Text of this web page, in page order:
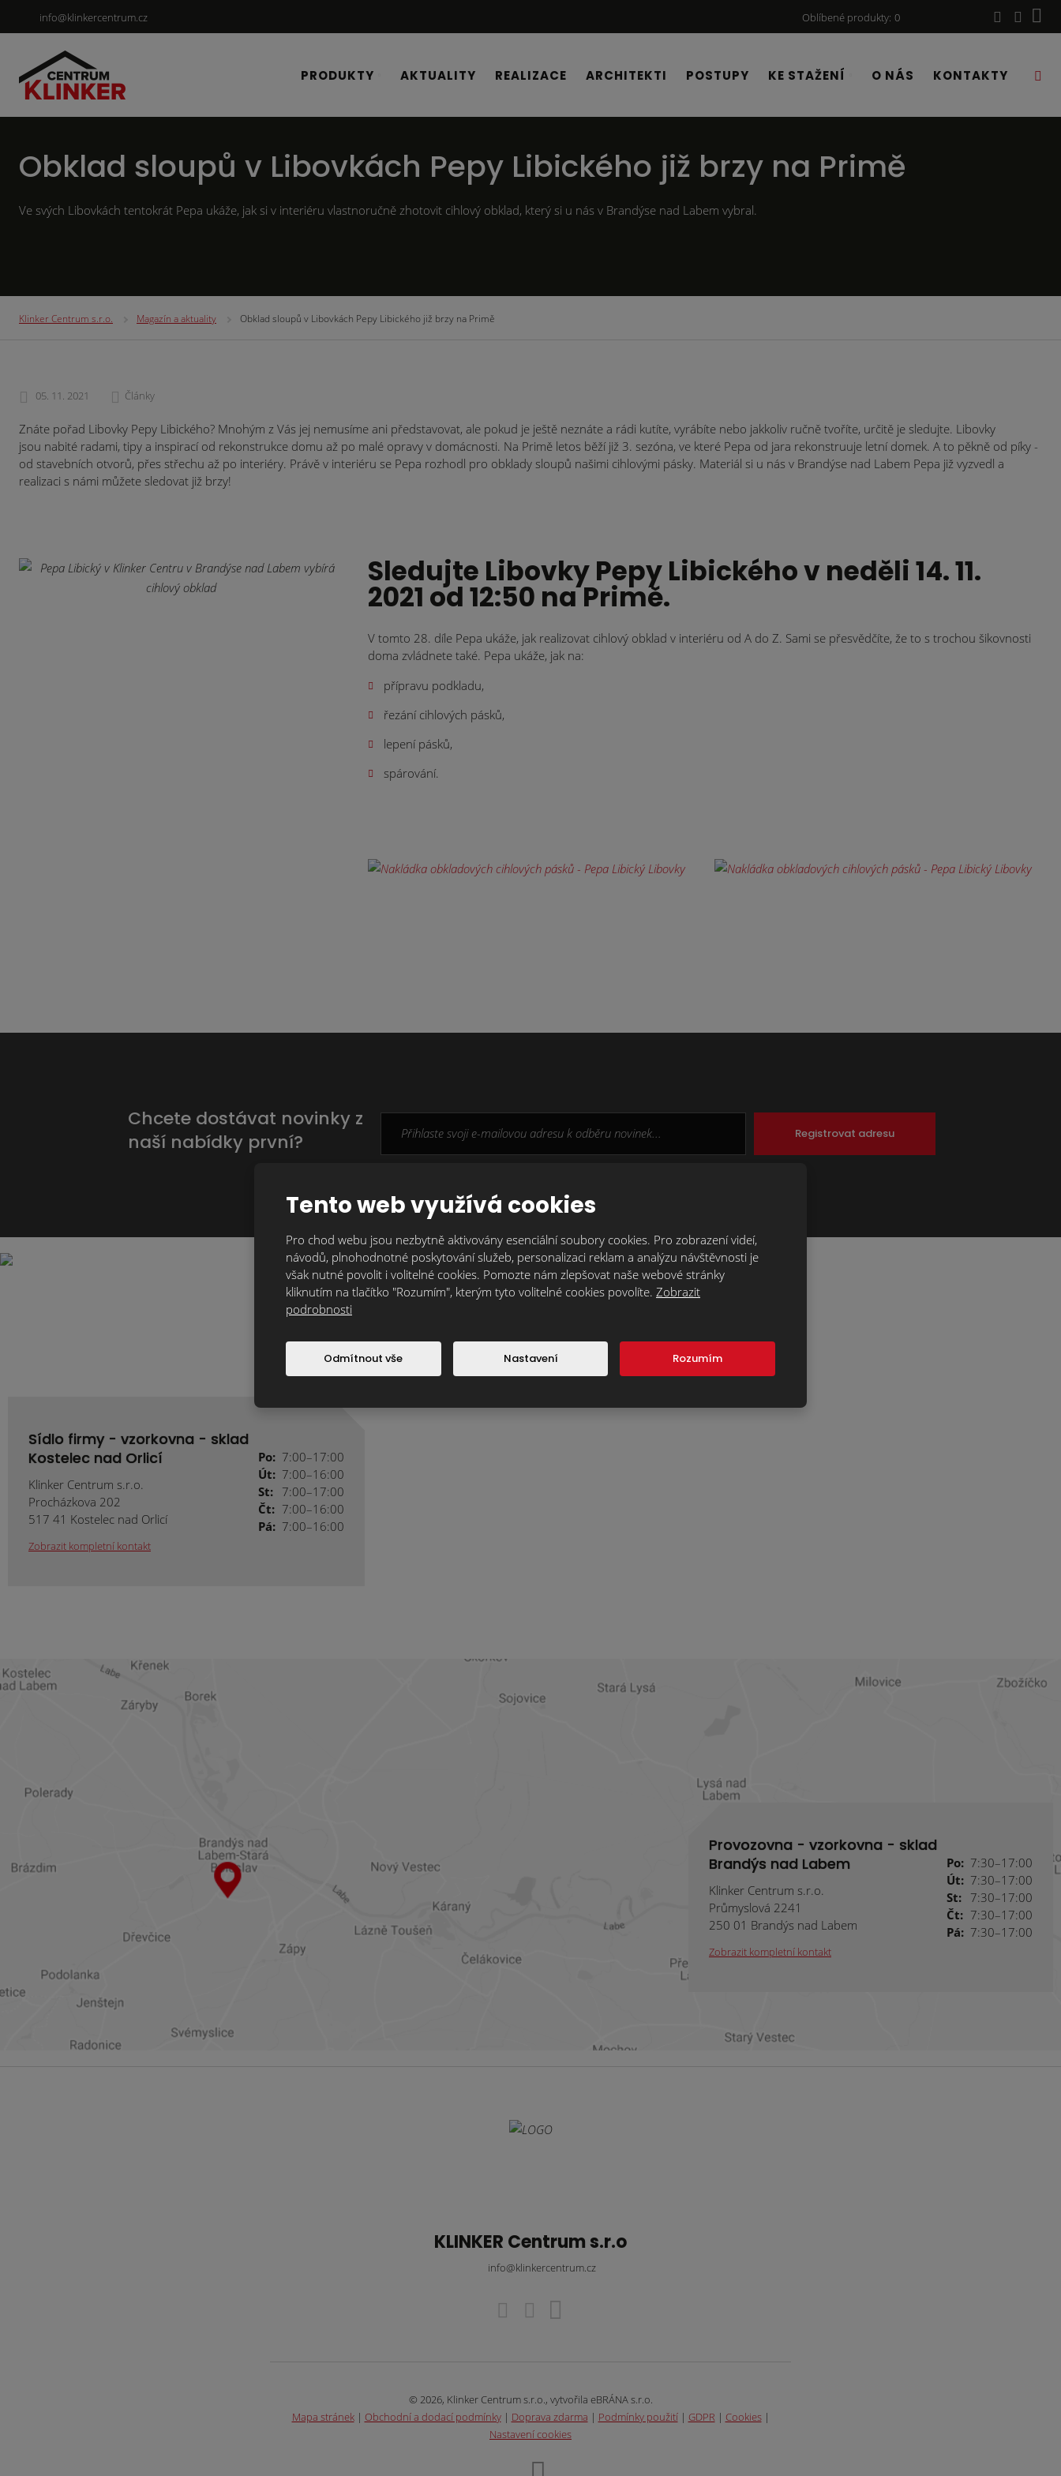
info@klinkercentrum.cz Oblíbené produkty 0
PRODUKTY AKTUALITY REALIZACE ARCHITEKTI POSTUPY KE STAŽENÍ O NÁS KONTAKTY
Obklad sloupů v Libovkách Pepy Libického již brzy na Primě
Ve svých Libovkách tentokrát Pepa ukáže, jak si v interiéru vlastnoručně zhotovit cihlový obklad, který si u nás v Brandýse nad Labem vybral.
Klinker Centrum s.r.o. Magazín a aktuality Obklad sloupů v Libovkách Pepy Libického již brzy na Primě
05. 11. 2021 Články
Znáte pořad Libovky Pepy Libického? Mnohým z Vás jej nemusíme ani představovat, ale pokud je ještě neznáte a rádi kutíte, vyrábíte nebo jakkoliv ručně tvoříte, určitě je sledujte. Libovky
jsou nabité radami, tipy a inspirací od rekonstrukce domu až po malé opravy v domácnosti. Na Primě letos běží již 3. sezóna, ve které Pepa od jara rekonstruuje letní domek. A to pěkně od píky -
od stavebních otvorů, přes střechu až po interiéry. Právě v interiéru se Pepa rozhodl pro obklady sloupů našimi cihlovými pásky. Materiál si u nás v Brandýse nad Labem Pepa již vyzvedl a
realizaci s námi můžete sledovat již brzy!
Sledujte Libovky Pepy Libického v neděli 14. 11.
2021 od 12:50 na Primě.
V tomto 28. díle Pepa ukáže, jak realizovat cihlový obklad v interiéru od A do Z. Sami se přesvědčíte, že to s trochou šikovnosti
doma zvládnete také. Pepa ukáže, jak na:
přípravu podkladu,
řezání cihlových pásků,
lepení pásků,
spárování.
Chcete dostávat novinky z
naší nabídky první?
Registrovat adresu
se
odeslat.
Sídlo firmy - vzorkovna - sklad
Kostelec nad Orlicí
Klinker Centrum s.r.o.
Procházkova 202
517 41 Kostelec nad Orlicí
Zobrazit kompletní kontakt
Po: 7:00–17:00
Út: 7:00–16:00
St: 7:00–17:00
Čt: 7:00–16:00
Pá: 7:00–16:00
Provozovna - vzorkovna - sklad
Brandýs nad Labem
Klinker Centrum s.r.o.
Průmyslová 2241
250 01 Brandýs nad Labem
Zobrazit kompletní kontakt
Po: 7:30–17:00
Út: 7:30–17:00
St: 7:30–17:00
Čt: 7:30–17:00
Pá: 7:30–17:00
KLINKER Centrum s.r.o
info@klinkercentrum.cz
© 2026, Klinker Centrum s.r.o., vytvořila eBRÁNA s.r.o.
Mapa stránek| Obchodní a dodací podmínky| Doprava zdarma | Podmínky použití| GDPR | Cookies|
Nastavení cookies
Tento web využívá cookies
Pro chod webu jsou nezbytně aktivovány esenciální soubory cookies. Pro zobrazení videí,
návodů, plnohodnotné poskytování služeb, personalizaci reklam a analýzu návštěvnosti je
však nutné povolit i volitelné cookies. Pomozte nám zlepšovat naše webové stránky
kliknutím na tlačítko "Rozumím", kterým tyto volitelné cookies povolíte. Zobrazit
podrobnosti
Odmítnout vše Nastavení Rozumím